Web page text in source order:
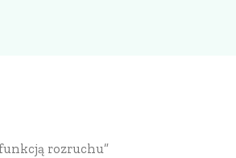
rozruchu”